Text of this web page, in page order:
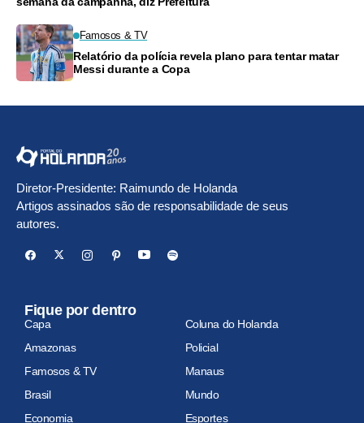
Famosos & TV
Relatório da polícia revela plano para tentar matar
Messi durante a Copa
Diretor-Presidente: Raimundo de Holanda
Artigos assinados são de responsabilidade de seus
autores.
Fique por dentro
Capa
Coluna do Holanda
Amazonas
Policial
Famosos & TV
Manaus
Brasil
Mundo
Economia
Esportes